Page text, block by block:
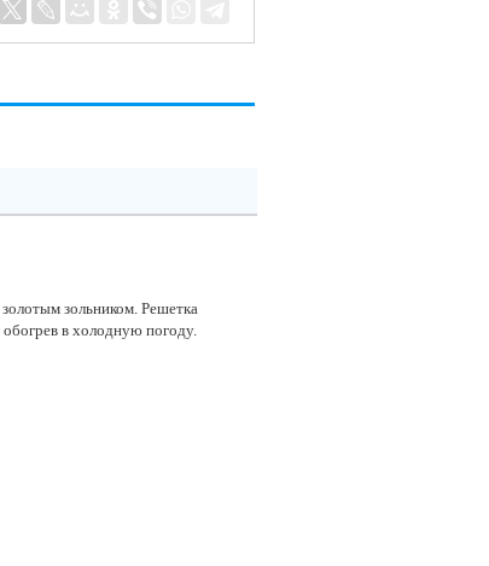
зольником. Решетка
в холодную погоду.